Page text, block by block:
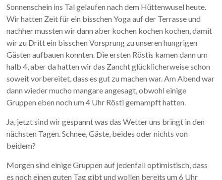
Sonnenschein ins Tal gelaufen nach dem Hüttenwusel heute.
Wir hatten Zeit für ein bisschen Yoga auf der Terrasse und
nachher mussten wir dann aber kochen kochen kochen, damit
wir zu Dritt ein bisschen Vorsprung zu unseren hungrigen
Gästen aufbauen konnten. Die ersten Röstis kamen dann um
halb 4, aber da hatten wir das Zancht glücklicherweise schon
soweit vorbereitet, dass es gut zu machen war. Am Abend war
dann wieder mucho mangare angesagt, obwohl einige
Gruppen eben noch um 4 Uhr Rösti gemampft hatten.
Ja, jetzt sind wir gespannt was das Wetter uns bringt in den
nächsten Tagen. Schnee, Gäste, beides oder nichts von
beidem?
Morgen sind einige Gruppen auf jedenfall optimistisch, dass
es noch einen guten Tag gibt und wollen bereits um 6 Uhr